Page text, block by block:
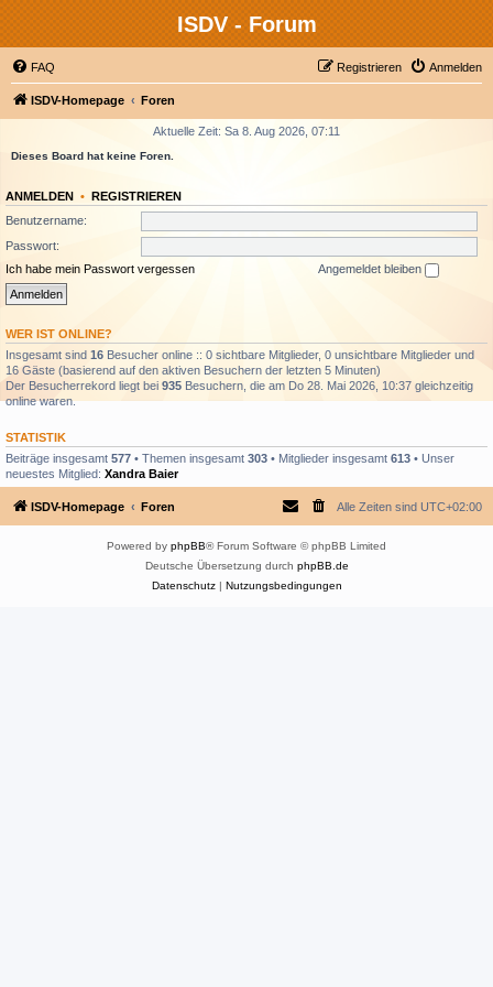
ISDV - Forum
FAQ Anmelden
Registrieren
ISDV-Homepage Foren
Aktuelle Zeit: Sa 8. Aug 2026, 07:11
Dieses Board hat keine Foren.
ANMELDEN • REGISTRIEREN
Benutzername:
Passwort:
Ich habe mein Passwort vergessen
Angemeldet bleiben
WER IST ONLINE?
Insgesamt sind 16 Besucher online :: 0 sichtbare Mitglieder, 0 unsichtbare Mitglieder und
16 Gäste (basierend auf den aktiven Besuchern der letzten 5 Minuten)
Der Besucherrekord liegt bei 935 Besuchern, die am Do 28. Mai 2026, 10:37 gleichzeitig
online waren.
STATISTIK
Beiträge insgesamt 577 • Themen insgesamt 303 • Mitglieder insgesamt 613 • Unser
neuestes Mitglied: Xandra Baier
ISDV-Homepage Foren Alle Zeiten sind UTC+02:00
Powered by phpBB® Forum Software © phpBB Limited
Deutsche Übersetzung durch phpBB.de
Datenschutz| Nutzungsbedingungen